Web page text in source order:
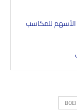
الأسهم للمكاسب